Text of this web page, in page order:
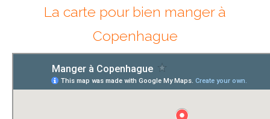
La carte pour bien manger à
Copenhague